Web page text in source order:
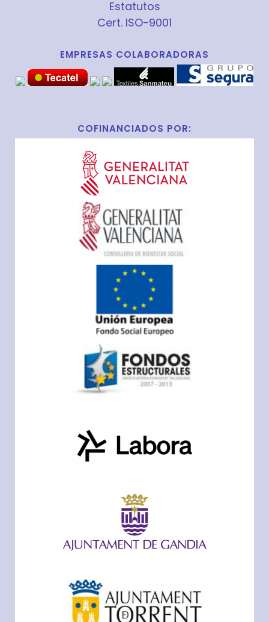
Estatutos
Cert. ISO-9001
EMPRESAS COLABORADORAS
COFINANCIADOS POR: